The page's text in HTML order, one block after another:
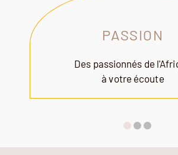
PASSION
Des passionnés de
à votre écoute